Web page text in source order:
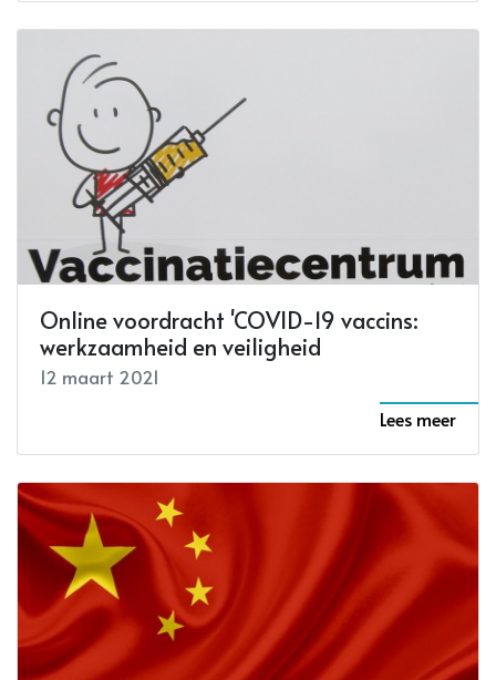
Online voordracht 'COVID-19 vaccins:
werkzaamheid en veiligheid
12 maart 2021
Lees meer